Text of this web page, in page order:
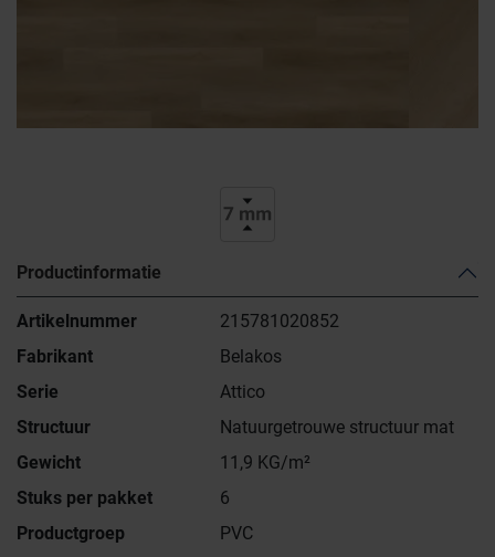
Productinformatie
Artikelnummer
215781020852
Fabrikant
Belakos
Serie
Attico
Structuur
Natuurgetrouwe structuur mat
Gewicht
11,9 KG/m²
Stuks per pakket
6
Productgroep
PVC